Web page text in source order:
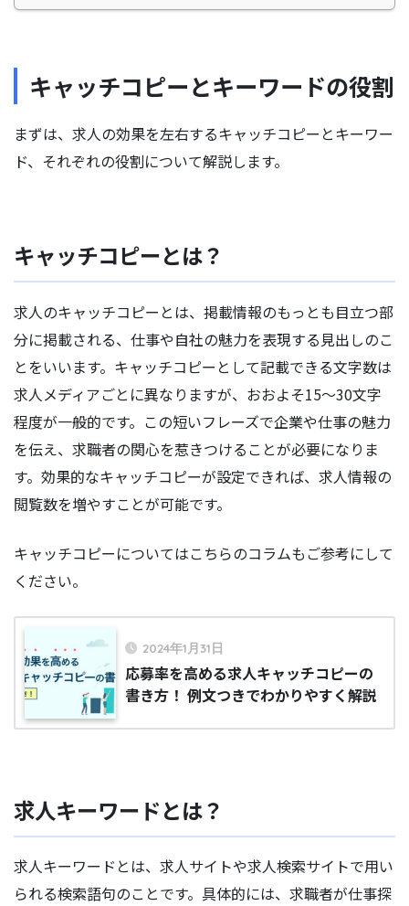
キャッチコピーとキーワードの役割
まずは、求人の効果を左右するキャッチコピーとキーワー
ド、それぞれの役割について解説します。
キャッチコピーとは？
求人のキャッチコピーとは、掲載情報のもっとも目立つ部
分に掲載される、仕事や自社の魅力を表現する見出しのこ
とをいいます。キャッチコピーとして記載できる文字数は
求人メディアごとに異なりますが、おおよそ15〜30文字
程度が一般的です。この短いフレーズで企業や仕事の魅力
を伝え、求職者の関心を惹きつけることが必要になりま
す。効果的なキャッチコピーが設定できれば、求人情報の
閲覧数を増やすことが可能です。
キャッチコピーについてはこちらのコラムもご参考にして
ください。
2024年1月31日
応募率を高める求人キャッチコピーの
書き方！ 例文つきでわかりやすく解説
求人キーワードとは？
求人キーワードとは、求人サイトや求人検索サイトで用い
られる検索語句のことです。具体的には、求職者が仕事探